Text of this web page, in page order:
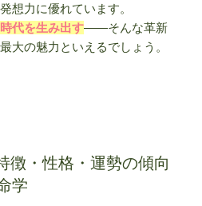
想力に優れています。
代を生み出す——そんな革新
大の魅力といえるでしょう。
徴・性格・運勢の傾向
学